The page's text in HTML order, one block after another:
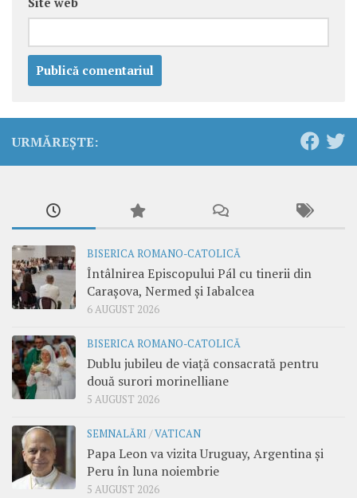
Site web
URMĂREȘTE:
BISERICA ROMANO-CATOLICĂ
Întâlnirea Episcopului Pál cu tinerii din
Carașova, Nermed și Iabalcea
6 AUGUST 2026
BISERICA ROMANO-CATOLICĂ
Dublu jubileu de viață consacrată pentru
două surori morinelliane
5 AUGUST 2026
SEMNALĂRI /VATICAN
Papa Leon va vizita Uruguay, Argentina și
Peru în luna noiembrie
5 AUGUST 2026